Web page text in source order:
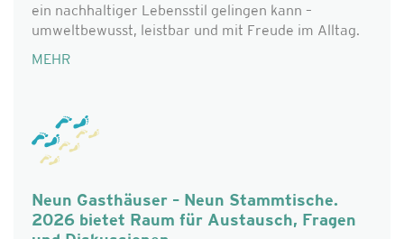
ein nachhaltiger Lebensstil gelingen kann –
umweltbewusst, leistbar und mit Freude im Alltag.
MEHR
Neun Gasthäuser – Neun Stammtische.
2026 bietet Raum für Austausch, Fragen